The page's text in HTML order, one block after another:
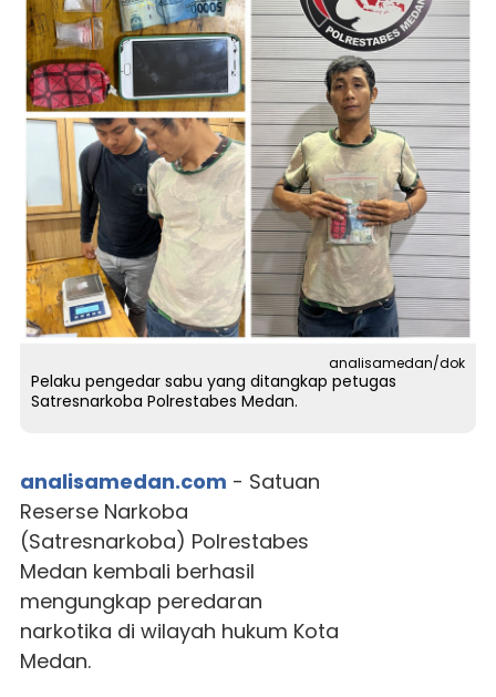
analisamedan/dok
Pelaku pengedar sabu yang ditangkap petugas
Satresnarkoba Polrestabes Medan.
analisamedan.com - Satuan
Reserse Narkoba
(Satresnarkoba) Polrestabes
Medan kembali berhasil
mengungkap peredaran
narkotika di wilayah hukum Kota
Medan.